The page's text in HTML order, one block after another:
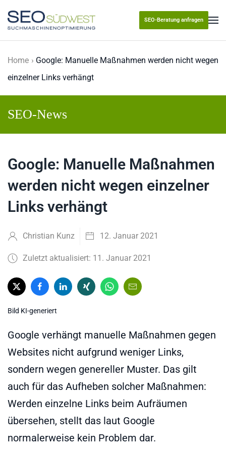
Skip to main content
SEO-Beratung anfragen
Home
Google: Manuelle Maßnahmen werden nicht wegen
einzelner Links verhängt
SEO-News
Google: Manuelle Maßnahmen
werden nicht wegen einzelner
Links verhängt
Christian Kunz 12. Januar 2021
Zuletzt aktualisiert: 11. Januar 2021
Bild KI-generiert
Google verhängt manuelle Maßnahmen gegen
Websites nicht aufgrund weniger Links,
sondern wegen genereller Muster. Das gilt
auch für das Aufheben solcher Maßnahmen:
Werden einzelne Links beim Aufräumen
übersehen, stellt das laut Google
normalerweise kein Problem dar.